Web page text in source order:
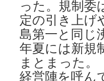
った。規制委
定の引き上げ
島第一と同じ
年夏には新規
まとまった
経営陣を呼ん